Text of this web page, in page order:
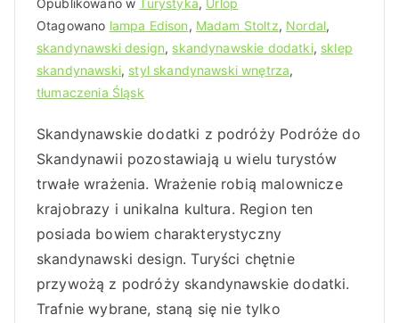
Opublikowano wTurystyka, Urlop
Otagowano lampa Edison, Madam Stoltz, Nordal,
skandynawski design, skandynawskie dodatki, sklep
skandynawski, styl skandynawski wnętrza,
tłumaczenia Śląsk
Skandynawskie dodatki z podróży Podróże do
Skandynawii pozostawiają u wielu turystów
trwałe wrażenia. Wrażenie robią malownicze
krajobrazy i unikalna kultura. Region ten
posiada bowiem charakterystyczny
skandynawski design. Turyści chętnie
przywożą z podróży skandynawskie dodatki.
Trafnie wybrane, staną się nie tylko